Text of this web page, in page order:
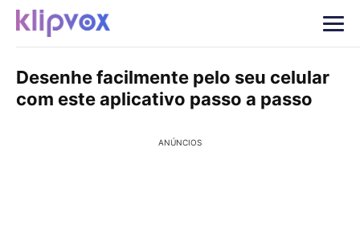
Desenhe facilmente pelo seu celular
com este aplicativo passo a passo
ANÚNCIOS